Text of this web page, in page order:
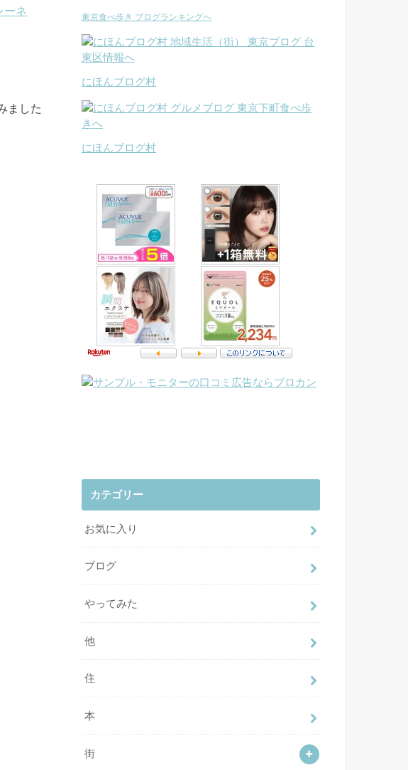
ーネ
ました
東京食べ歩き ブログランキングへ
にほんブログ村
にほんブログ村
カテゴリー
お気に入り
ブログ
やってみた
他
住
本
街